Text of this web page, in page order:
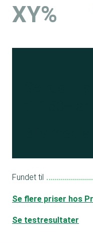
XY%
Fundet til
Se flere priser hos
Se testresultater